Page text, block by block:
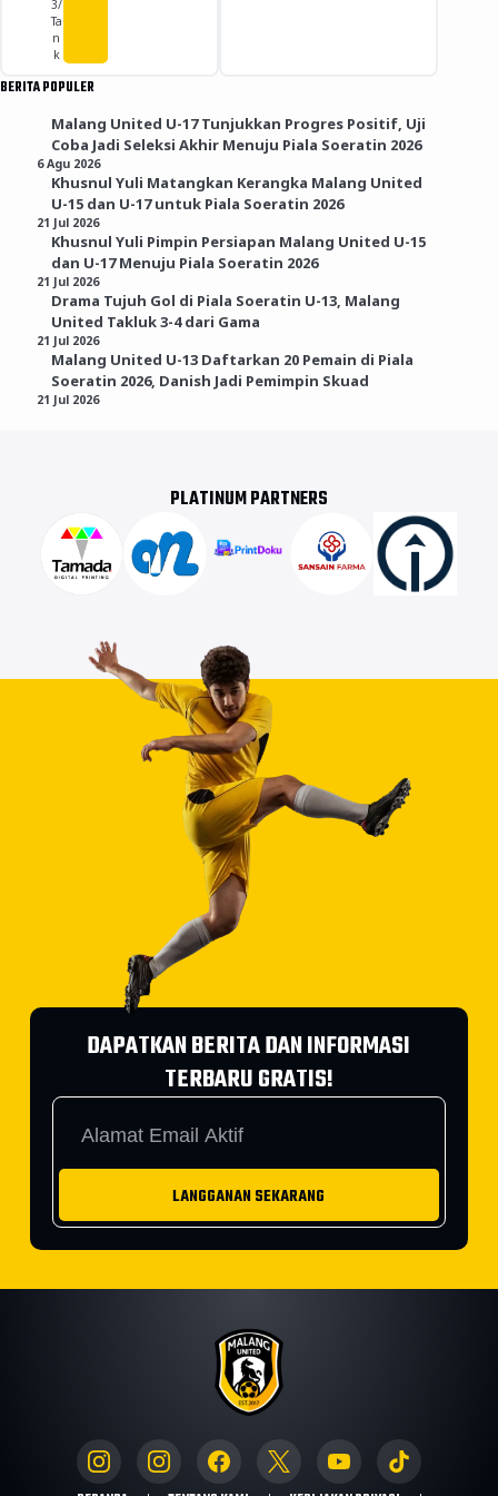
3/
Ta
n
k
BERITA POPULER
Malang United U-17 Tunjukkan Progres Positif, Uji
Coba Jadi Seleksi Akhir Menuju Piala Soeratin 2026
6 Agu 2026
Khusnul Yuli Matangkan Kerangka Malang United
U-15 dan U-17 untuk Piala Soeratin 2026
21 Jul 2026
Khusnul Yuli Pimpin Persiapan Malang United U-15
dan U-17 Menuju Piala Soeratin 2026
21 Jul 2026
Drama Tujuh Gol di Piala Soeratin U-13, Malang
United Takluk 3-4 dari Gama
21 Jul 2026
Malang United U-13 Daftarkan 20 Pemain di Piala
Soeratin 2026, Danish Jadi Pemimpin Skuad
21 Jul 2026
PLATINUM PARTNERS
DAPATKAN BERITA DAN INFORMASI
TERBARU GRATIS!
LANGGANAN SEKARANG